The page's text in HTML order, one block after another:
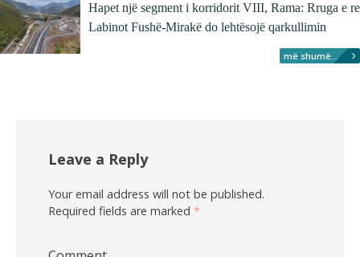
Hapet një segment i korridorit VIII, Rama: Rruga e re
Labinot Fushë-Mirakë do lehtësojë qarkullimin
më shumë...
Leave a Reply
Your email address will not be published.
Required fields are marked *